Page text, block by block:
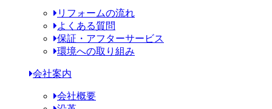
リフォームの流れ
よくある質問
保証・アフターサービス
環境への取り組み
会社案内
会社概要